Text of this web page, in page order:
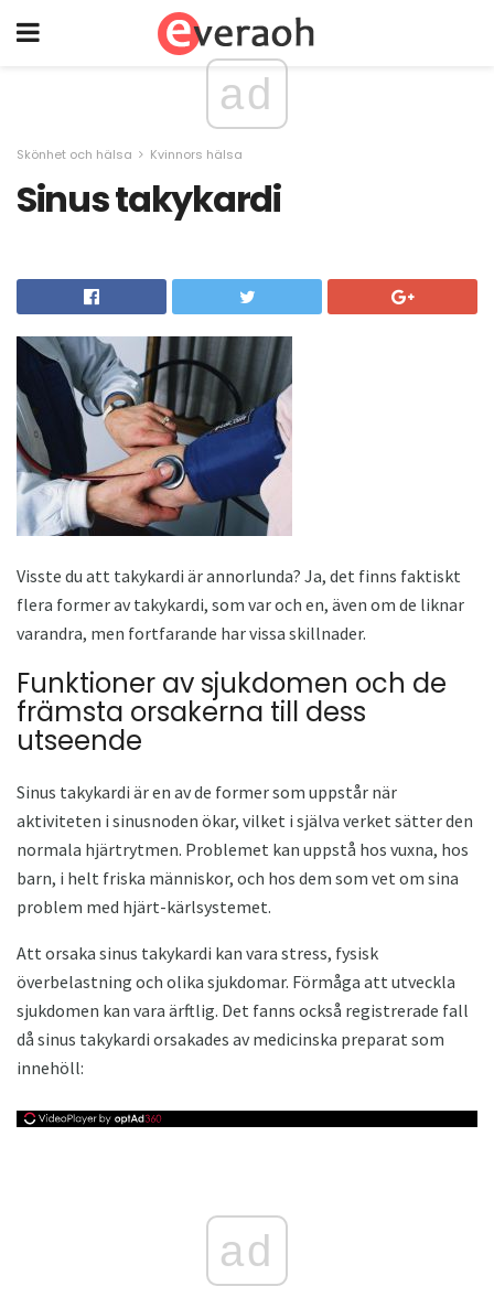
ad
Skönhet och hälsa Kvinnors hälsa
Sinus takykardi
Visste du att takykardi är annorlunda? Ja, det finns faktiskt
flera former av takykardi, som var och en, även om de liknar
varandra, men fortfarande har vissa skillnader.
Funktioner av sjukdomen och de
främsta orsakerna till dess
utseende
Sinus takykardi är en av de former som uppstår när
aktiviteten i sinusnoden ökar, vilket i själva verket sätter den
normala hjärtrytmen. Problemet kan uppstå hos vuxna, hos
barn, i helt friska människor, och hos dem som vet om sina
problem med hjärt-kärlsystemet.
Att orsaka sinus takykardi kan vara stress, fysisk
överbelastning och olika sjukdomar. Förmåga att utveckla
sjukdomen kan vara ärftlig. Det fanns också registrerade fall
då sinus takykardi orsakades av medicinska preparat som
innehöll:
ad